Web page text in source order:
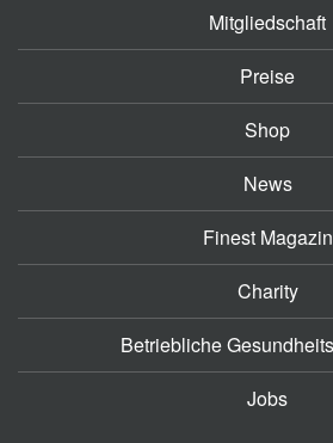
Mitgliedschaft
Preise
Shop
News
Finest Magazin
Charity
Betriebliche
Jobs